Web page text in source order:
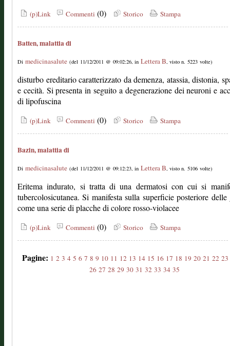
(p)Link Commenti (0) Storico Stampa
Batten, malattia di
Di medicinasalute (del 11/12/2011 @ 09:02:26, in Lettera B, visto n. 5223 volte)
disturbo ereditario caratterizzato da demenza, atassia, distonia,
e cecità. Si presenta in seguito a degenerazione dei neuroni e
di lipofuscina
(p)Link Commenti (0) Storico Stampa
Bazin, malattia di
Di medicinasalute (del 11/12/2011 @ 09:12:23, in Lettera B, visto n. 5106 volte)
Eritema indurato, si tratta di una dermatosi con cui si
tubercolosicutanea. Si manifesta sulla superficie posteriore delle
come una serie di placche di colore rosso-violacee
(p)Link Commenti (0) Storico Stampa
Pagine: 1 2 3 4 5 6 7 8 9 10 11 12 13 14 15 16 17 18 19 20 21 22 23
26 27 28 29 30 31 32 33 34 35